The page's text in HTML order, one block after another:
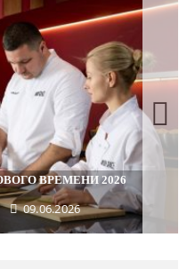
ВРЕМЕНИ 2026
09.06.2026